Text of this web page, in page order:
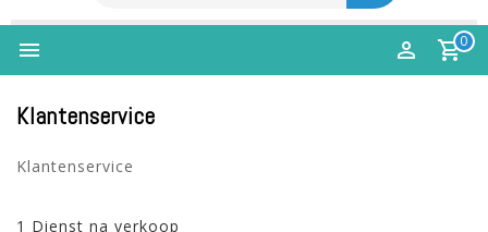
0
Klantenservice
Klantenservice
1 Dienst na verkoop